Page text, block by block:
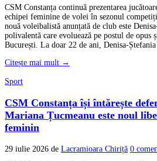
CSM Constanța continuă prezentarea
echipei feminine de volei în sezonul
nouă voleibalistă anunțată de club este
polivalentă care evoluează pe postul de opus
București. La doar 22 de ani, Denisa-
Citește mai mult →
Sport
CSM Constanța își întărește
Mariana Țucmeanu este noul
feminin
29 iulie 2026 de Lacramioara Chiriță 0